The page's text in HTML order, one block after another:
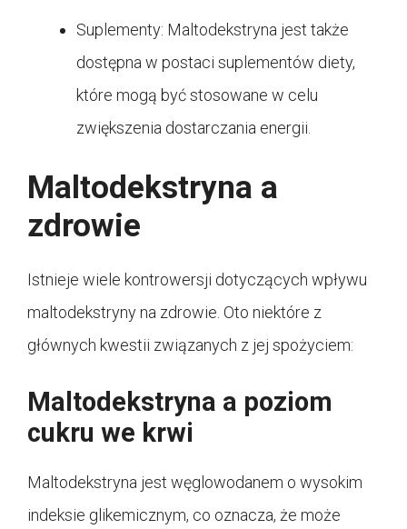
Suplementy: Maltodekstryna jest także
dostępna w postaci suplementów diety,
które mogą być stosowane w celu
zwiększenia dostarczania energii.
Maltodekstryna a
zdrowie
Istnieje wiele kontrowersji dotyczących wpływu
maltodekstryny na zdrowie. Oto niektóre z
głównych kwestii związanych z jej spożyciem:
Maltodekstryna a poziom
cukru we krwi
Maltodekstryna jest węglowodanem o wysokim
indeksie glikemicznym, co oznacza, że może